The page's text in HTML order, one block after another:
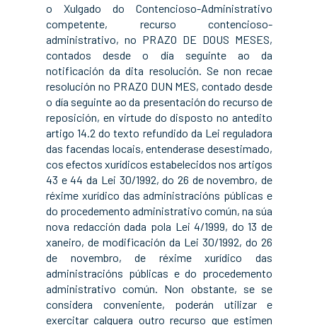
o Xulgado do Contencioso-Administrativo
competente, recurso contencioso-
administrativo, no PRAZO DE DOUS MESES,
contados desde o día seguinte ao da
notificación da dita resolución. Se non recae
resolución no PRAZO DUN MES, contado desde
o día seguinte ao da presentación do recurso de
reposición, en virtude do disposto no antedito
artigo 14.2 do texto refundido da Lei reguladora
das facendas locais, entenderase desestimado,
cos efectos xurídicos estabelecidos nos artigos
43 e 44 da Lei 30/1992, do 26 de novembro, de
réxime xurídico das administracións públicas e
do procedemento administrativo común, na súa
nova redacción dada pola Lei 4/1999, do 13 de
xaneiro, de modificación da Lei 30/1992, do 26
de novembro, de réxime xurídico das
administracións públicas e do procedemento
administrativo común. Non obstante, se se
considera conveniente, poderán utilizar e
exercitar calquera outro recurso que estimen